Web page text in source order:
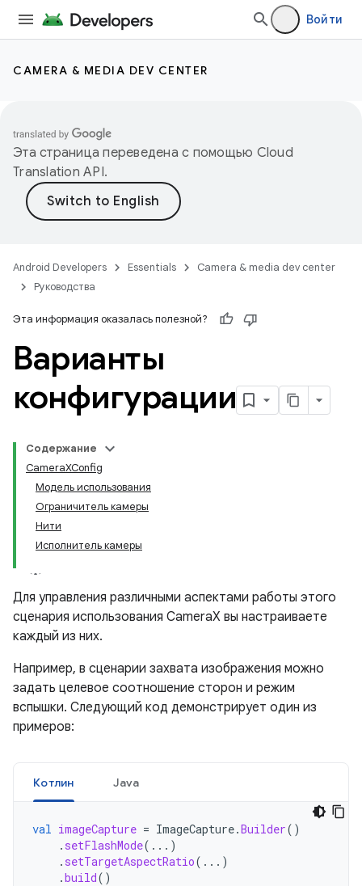
Войти
CAMERA & MEDIA DEV CENTER
Эта страница переведена с помощью Cloud
Translation API.
Android Developers Essentials
Camera & media dev center
Руководства
Эта информация оказалась полезной?
Варианты
конфигурации
Содержание
CameraXConfig
Модель использования
Ограничитель камеры
Нити
Исполнитель камеры
Для управления различными аспектами работы этого
сценария использования CameraX вы настраиваете
каждый из них.
Например, в сценарии захвата изображения можно
задать целевое соотношение сторон и режим
вспышки. Следующий код демонстрирует один из
примеров:
Котлин Java
val imageCapture = ImageCapture.Builder()
. setFlashMode(...)
. setTargetAspectRatio(...)
.build()